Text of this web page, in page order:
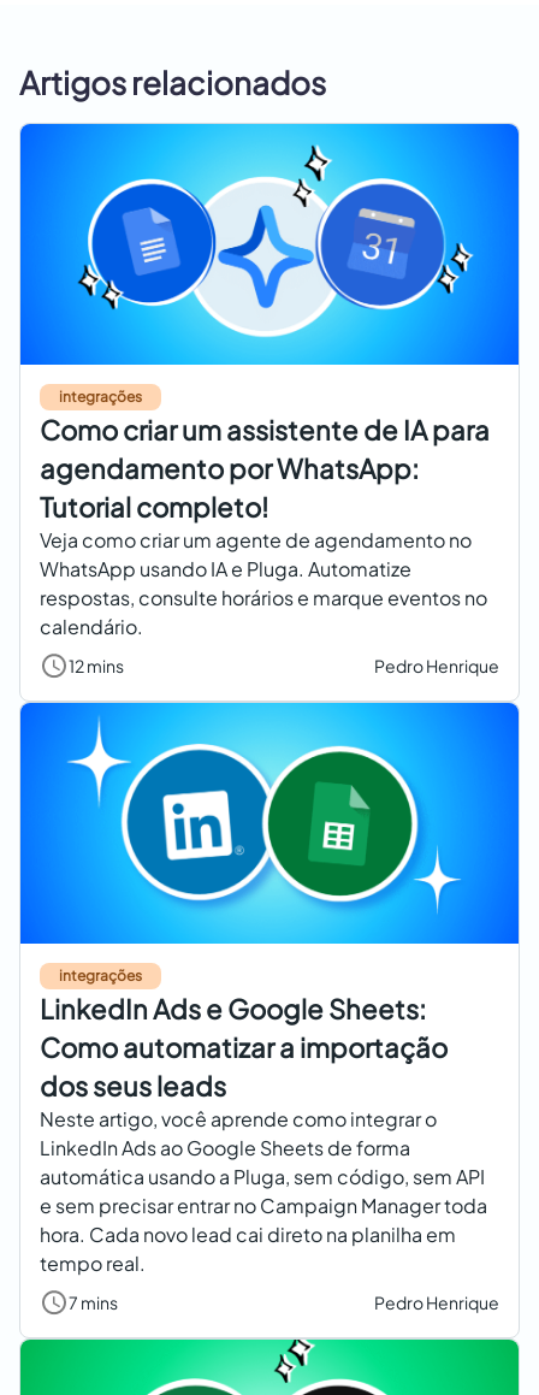
Artigos relacionados
integrações
Como criar um assistente de IA para
agendamento por WhatsApp:
Tutorial completo!
Veja como criar um agente de agendamento no
WhatsApp usando IA e Pluga. Automatize
respostas, consulte horários e marque eventos no
calendário.
12 mins Pedro Henrique
integrações
LinkedIn Ads e Google Sheets:
Como automatizar a importação
dos seus leads
Neste artigo, você aprende como integrar o
LinkedIn Ads ao Google Sheets de forma
automática usando a Pluga, sem código, sem API
e sem precisar entrar no Campaign Manager toda
hora. Cada novo lead cai direto na planilha em
tempo real.
7 mins Pedro Henrique